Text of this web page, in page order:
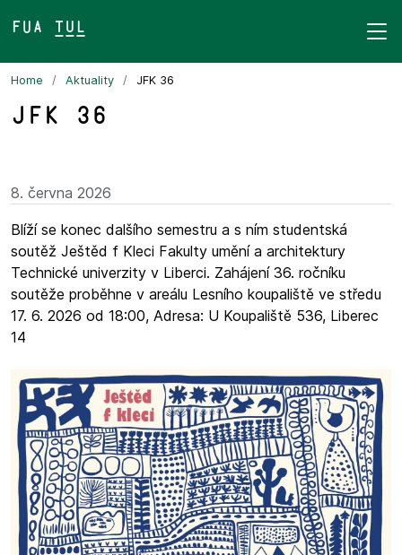
FUA TUL&
Home Aktuality JFK 36
JFK 36
8. června 2026
Blíží se konec dalšího semestru a s ním studentská
soutěž Ještěd f Kleci Fakulty umění a architektury
Technické univerzity v Liberci. Zahájení 36. ročníku
soutěže proběhne v areálu Lesního koupaliště ve středu
17. 6. 2026 od 18:00, Adresa: U Koupaliště 536, Liberec
14